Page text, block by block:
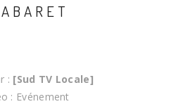
: [Sud TV Locale]
: Evénement